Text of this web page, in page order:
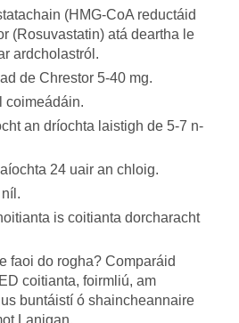
(HMG-CoA reductáid
(Rosuvastatin) atá deartha le
ardcholastról.
de Chrestor 5-40 mg.
coimeádáin.
an dríochta laistigh de 5-7 n-
24 uair an chloig.
is coitianta dorcharacht
faoi do rogha? Comparáid
coitianta, foirmliú, am
buntáistí ó shaincheannaire
Lanigan.